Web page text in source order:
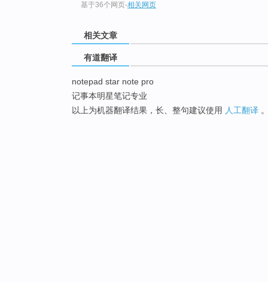
基于36个网页-相关网页
相关文章
有道翻译
notepad star note pro
记事本明星笔记专业
以上为机器翻译结果，长、整句建议使用 人工翻译